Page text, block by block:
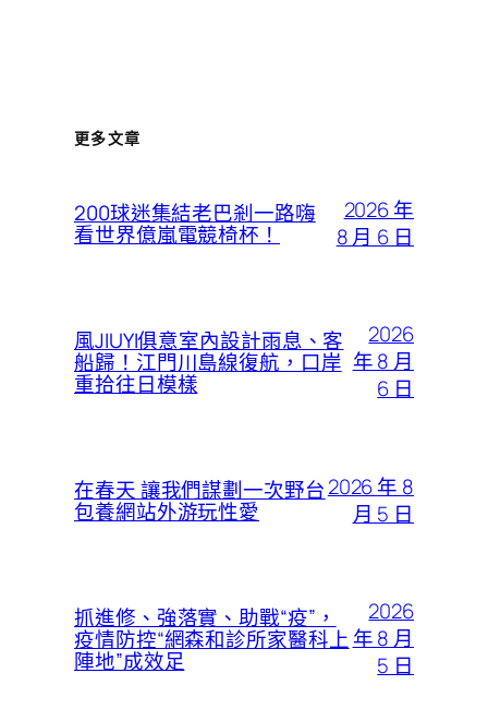
更多文章
200球迷集結老巴剎一路嗨
看世界億嵐電競椅杯！
2026 年
8 月 6 日
風JIUYI俱意室內設計雨息、客
船歸！江門川島線復航，口岸
重拾往日模樣
2026
年 8 月
6 日
在春天 讓我們謀劃一次野台
包養網站外游玩性愛
2026 年 8
月 5 日
抓進修、強落實、助戰“疫”，
疫情防控“網森和診所家醫科上
陣地”成效足
2026
年 8 月
5 日